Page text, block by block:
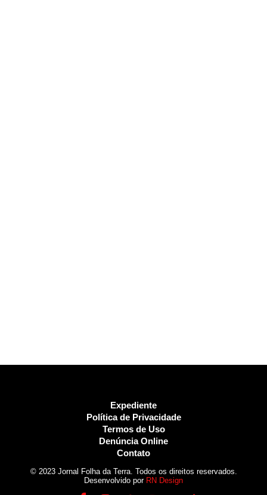
Expediente
Política de Privacidade
Termos de Uso
Denúncia Online
Contato
© 2023 Jornal Folha da Terra. Todos os direitos reservados.
Desenvolvido por RN Design